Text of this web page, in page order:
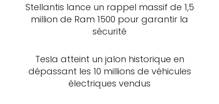
Stellantis lance un rappel massif de 1,5
million de Ram 1500 pour garantir la
sécurité
Tesla atteint un jalon historique en
dépassant les 10 millions de véhicules
électriques vendus